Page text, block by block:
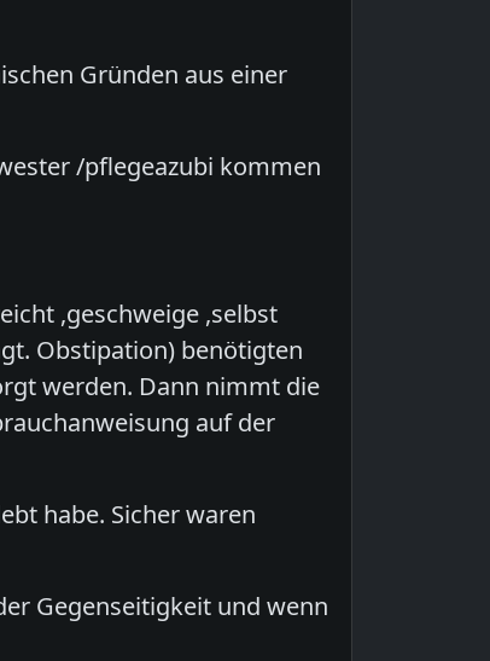
Gründen aus einer
/pflegeazubi kommen
,geschweige ,selbst
Obstipation) benötigten
werden. Dann nimmt die
auf der
habe. Sicher waren
Gegenseitigkeit und wenn